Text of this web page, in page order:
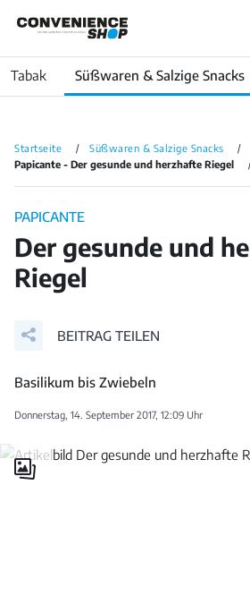
Tabak Süßwaren & Salzige Snacks
Startseite
Süßwaren & Salzige Snacks
Papicante - Der gesunde und herzhafte Riegel
PAPICANTE
Der gesunde und
Riegel
BEITRAG TEILEN
Basilikum bis Zwiebeln
Donnerstag, 14. September 2017, 12:09 Uhr
Galerie
öffnen